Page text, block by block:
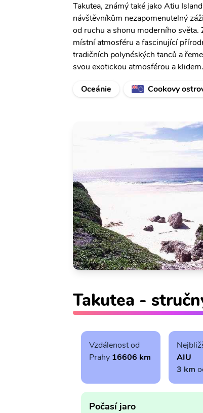
Takutea, známý také jako Atiu
návštěvníkům nezapomenutelný
od ruchu a shonu moderního světa.
místní atmosféru a fascinující
tradičních polynéských tanců a
svou exotickou atmosférou a klidem.
Oceánie
Cookovy
Takutea -
Vzdálenost od
Prahy 16606 km
AIU
3 km
Počasí jaro